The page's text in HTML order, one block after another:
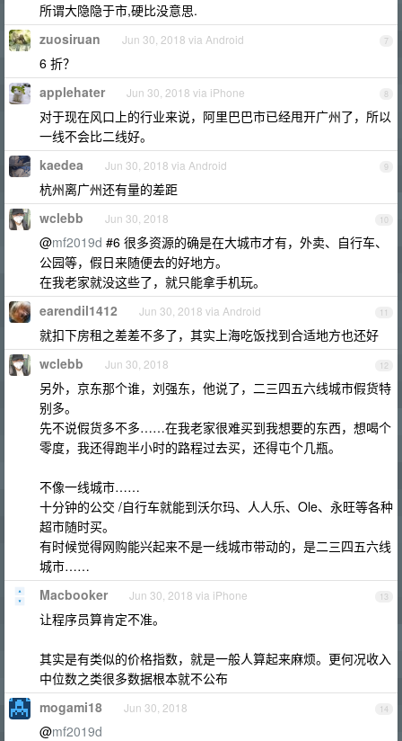
所谓大隐隐于市,硬比没意思.
7
zuosiruan Jun 30, 2018 via Android
6 折？
8
applehater Jun 30, 2018 via iPhone
对于现在风口上的行业来说，阿里巴巴市已经甩开广州了，所以
一线不会比二线好。
9
kaedea Jun 30, 2018 via Android
杭州离广州还有量的差距
10
wclebb Jun 30, 2018
@mf2019d #6 很多资源的确是在大城市才有，外卖、自行车、
公园等，假日来随便去的好地方。
在我老家就没这些了，就只能拿手机玩。
11
earendil1412 Jun 30, 2018 via Android
就扣下房租之差差不多了，其实上海吃饭找到合适地方也还好
12
wclebb Jun 30, 2018
另外，京东那个谁，刘强东，他说了，二三四五六线城市假货特
别多。
先不说假货多不多……在我老家很难买到我想要的东西，想喝个
零度，我还得跑半小时的路程过去买，还得屯个几瓶。
不像一线城市……
十分钟的公交 /自行车就能到沃尔玛、人人乐、Ole、永旺等各种
超市随时买。
有时候觉得网购能兴起来不是一线城市带动的，是二三四五六线
城市……
13
Macbooker Jun 30, 2018 via iPhone
让程序员算肯定不准。
其实是有类似的价格指数，就是一般人算起来麻烦。更何况收入
中位数之类很多数据根本就不公布
14
mogami18 Jun 30, 2018
@mf2019d